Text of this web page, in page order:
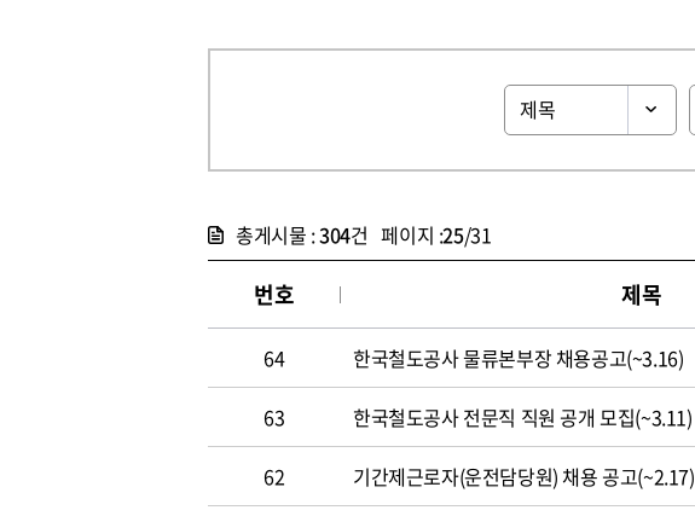
총게시물 :304건 페이지 :25/31
번호 제목
64 한국철도공사 물류본부장 채용공고(~3.16)
63 한국철도공사 전문직 직원 공개 모집(~3.11)
62 기간제근로자(운전담당원) 채용 공고(~2.17)